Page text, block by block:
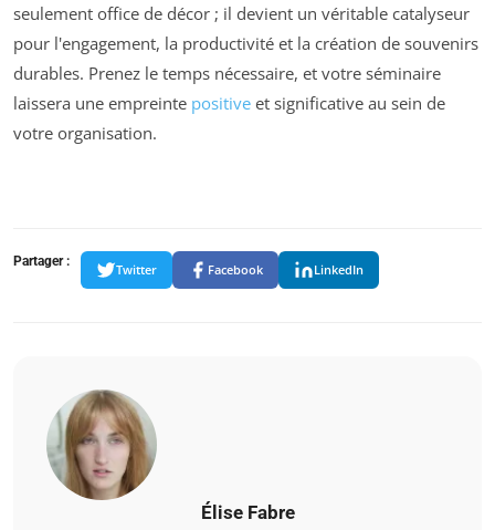
seulement office de décor ; il devient un véritable catalyseur
pour l'engagement, la productivité et la création de souvenirs
durables. Prenez le temps nécessaire, et votre séminaire
laissera une empreinte positive et significative au sein de
votre organisation.
Partager :
Twitter Facebook LinkedIn
Élise Fabre